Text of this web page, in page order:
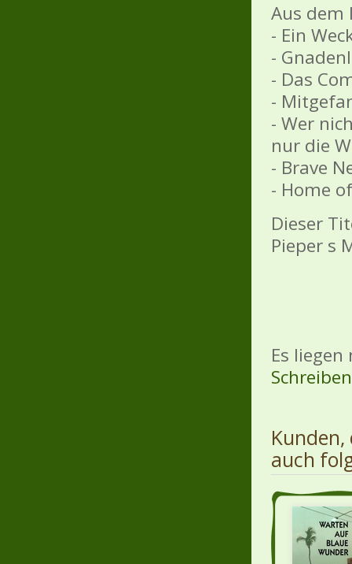
Aus dem
- Ein
-
- Das
-
- Wer
nur die
- Brave
- Home
Dieser
Pieper s
Es
auch